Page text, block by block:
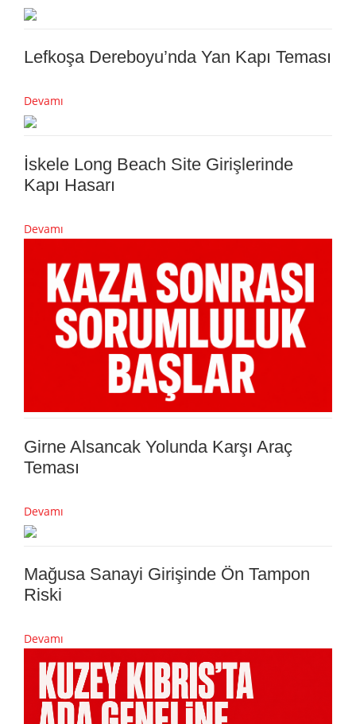
Lefkoşa Dereboyu’nda Yan Kapı Teması
Devamı
İskele Long Beach Site Girişlerinde
Kapı Hasarı
Devamı
Girne Alsancak Yolunda Karşı Araç
Teması
Devamı
Mağusa Sanayi Girişinde Ön Tampon
Riski
Devamı